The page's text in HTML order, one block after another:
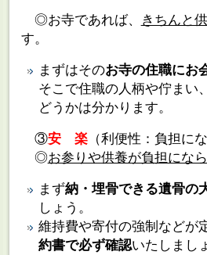
◎お寺であれば、
きちんと
す。
まずはそのお寺の住職にお
そこで住職の人柄や佇まい
どうかは分かります。
③安 楽（利便性：負担に
◎お参りや供養が負担にな
まず納・埋骨できる遺骨の
しょう。
維持費や寄付の強制などが
約書で必ず確認いたしまし